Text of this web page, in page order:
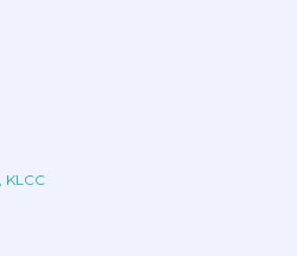
KLCC